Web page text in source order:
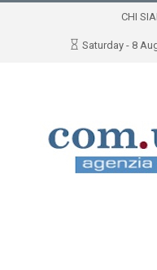
CHI
Saturday - 8